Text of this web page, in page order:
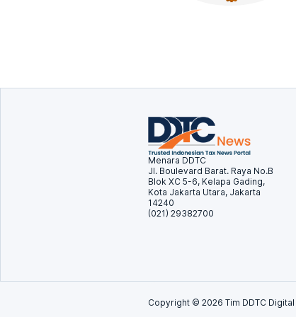
Menara DDTC
Jl. Boulevard Barat. Raya No.B
Blok XC 5-6, Kelapa Gading,
Kota Jakarta Utara, Jakarta
14240
(021) 29382700
Copyright © 2026 Tim DDTC